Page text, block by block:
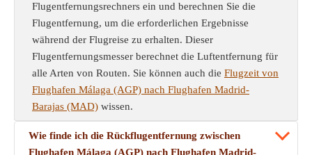
Flugentfernungsrechners ein und berechnen Sie die
Flugentfernung, um die erforderlichen Ergebnisse
während der Flugreise zu erhalten. Dieser
Flugentfernungsmesser berechnet die Luftentfernung für
alle Arten von Routen. Sie können auch die Flugzeit von
Flughafen Málaga (AGP) nach Flughafen Madrid-
Barajas (MAD) wissen.
Wie finde ich die Rückflugentfernung zwischen
Flughafen Málaga (AGP) nach Flughafen Madrid-